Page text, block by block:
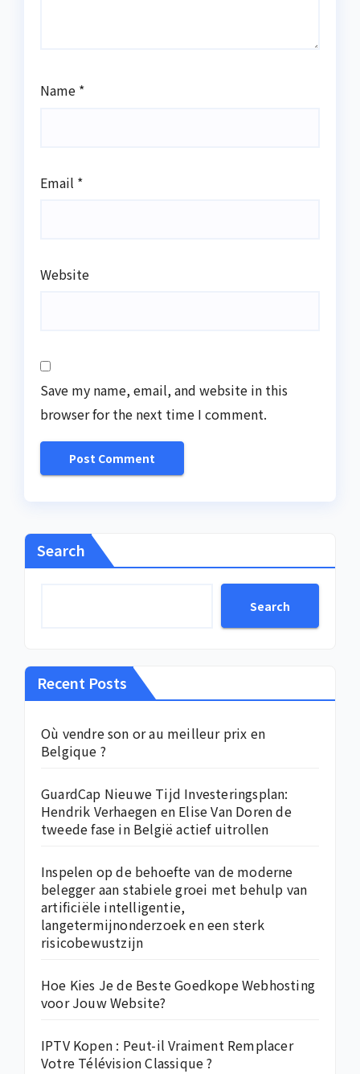
Name *
Email *
Website
Save my name, email, and website in this
browser for the next time I comment.
Search
Search
Recent Posts
Où vendre son or au meilleur prix en
Belgique ?
GuardCap Nieuwe Tijd Investeringsplan:
Hendrik Verhaegen en Elise Van Doren de
tweede fase in België actief uitrollen
Inspelen op de behoefte van de moderne
belegger aan stabiele groei met behulp van
artificiële intelligentie,
langetermijnonderzoek en een sterk
risicobewustzijn
Hoe Kies Je de Beste Goedkope Webhosting
voor Jouw Website?
IPTV Kopen : Peut-il Vraiment Remplacer
Votre Télévision Classique ?